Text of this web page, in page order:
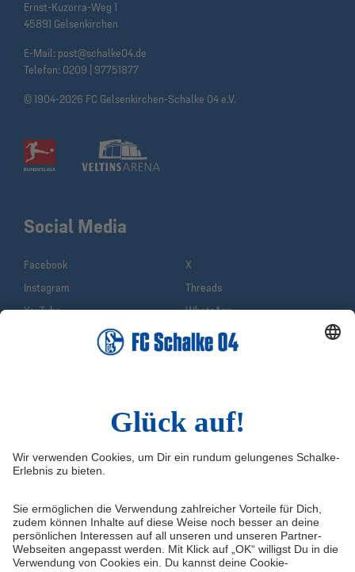
Ernst-Kuzorra-Weg 1
45891 Gelsenkirchen
E-Mail: post@schalke04.de
Telefon: 0209 | 97751877
© 1904-2026 FC Gelsenkirchen-Schalke 04 e.V.
Service & Kontakt
Erklärung zur Barrierefreiheit
Medienportal
Datenschutz
Tickets
VELTINS-Arena
Knappenschmiede
ERWIN buchen
Social Media
Facebook
X
Instagram
Threads
YouTube
WhatsApp
Sina Weibo